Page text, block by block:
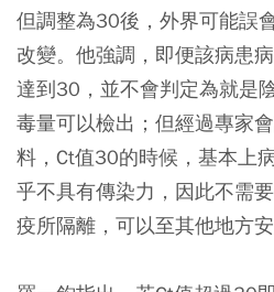
但調整為30後，外界可能誤
改變。他強調，即便該病患
達到30，並不會判定為就是
毒量可以檢出；但經過專家
料，Ct值30的時候，基本上
乎不具有傳染力，因此不需
疫所隔離，可以至其他地方安